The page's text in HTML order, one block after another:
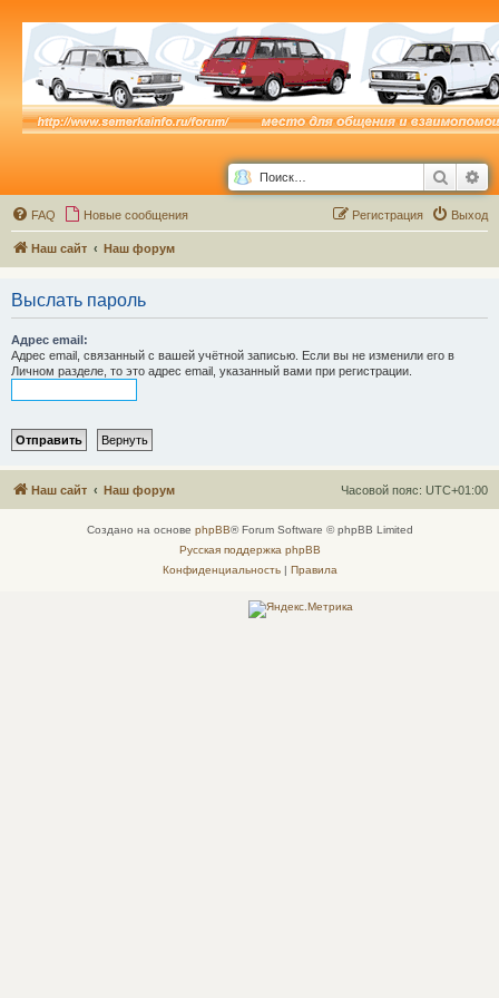
Поиск
FAQ Новые сообщения Выход
Регистрация
Наш сайт Наш форум
Выслать пароль
Адрес email:
Адрес email, связанный с вашей учётной записью. Если вы не изменили его в
Личном разделе, то это адрес email, указанный вами при регистрации.
Наш сайт Наш форум Часовой пояс: UTC+01:00
Создано на основе phpBB® Forum Software © phpBB Limited
Русская поддержка phpBB
Конфиденциальность| Правила